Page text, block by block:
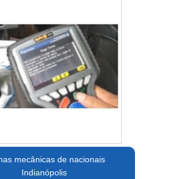
mecânicas de nacionais
Indianópolis